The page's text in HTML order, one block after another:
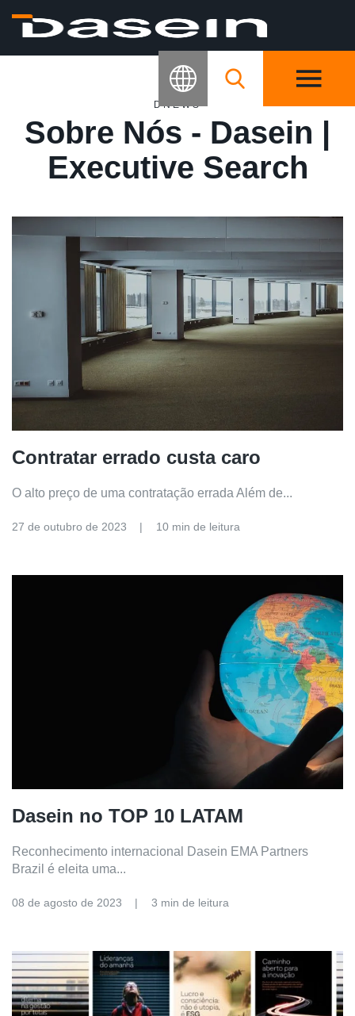
DNEWS
Sobre Nós - Dasein |
Executive Search
Contratar errado custa caro
O alto preço de uma contratação errada Além de...
27 de outubro de 2023 10 min de leitura
Dasein no TOP 10 LATAM
Reconhecimento internacional Dasein EMA Partners
Brazil é eleita uma...
08 de agosto de 2023 3 min de leitura